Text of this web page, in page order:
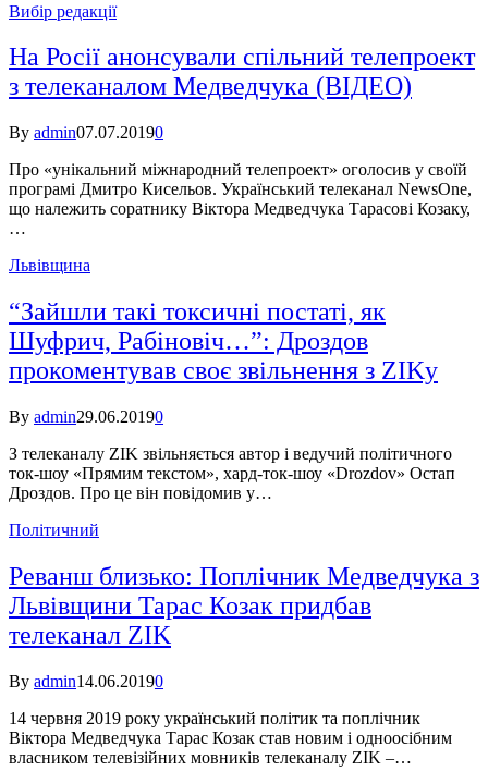
Вибір редакції
На Росії анонсували спільний телепроект
з телеканалом Медведчука (ВІДЕО)
By admin07.07.20190
Про «унікальний міжнародний телепроект» оголосив у своїй
програмі Дмитро Кисельов. Український телеканал NewsOne,
що належить соратнику Віктора Медведчука Тарасові Козаку,
…
Львівщина
“Зайшли такі токсичні постаті, як
Шуфрич, Рабіновіч…”: Дроздов
прокоментував своє звільнення з ZIKу
By admin29.06.20190
З телеканалу ZIK звільняється автор і ведучий політичного
ток-шоу «Прямим текстом», хард-ток-шоу «Drozdov» Остап
Дроздов. Про це він повідомив у…
Політичний
Реванш близько: Поплічник Медведчука з
Львівщини Тарас Козак придбав
телеканал ZIK
By admin14.06.20190
14 червня 2019 року український політик та поплічник
Віктора Медведчука Тарас Козак став новим і одноосібним
власником телевізійних мовників телеканалу ZIK –…